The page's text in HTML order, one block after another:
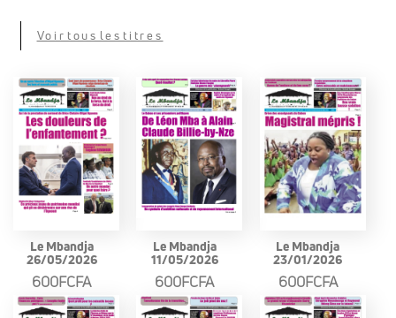
Voir tous les titres
Le Mbandja
26/05/2026
600FCFA
Le Mbandja
11/05/2026
600FCFA
Le Mbandja
23/01/2026
600FCFA